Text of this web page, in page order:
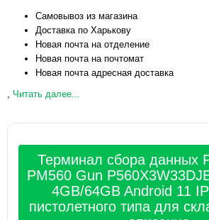
Самовывоз из магазина
Доставка по Харькову
Новая почта на отделение
Новая почта на почтомат
Новая почта адресная доставка
, Читать далее...
Терминал сбора данных
PM560 Gun
4GB/64GB Android 11
пистолетного типа для